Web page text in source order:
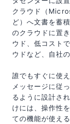
クラウド（
ど）へ文書を蓄
のクラウドに置
ウド、低コスト
ウドなど、自社
誰でもすぐに使
メッセージに従
るように設計さ
けには、操作性
ての機能が使え